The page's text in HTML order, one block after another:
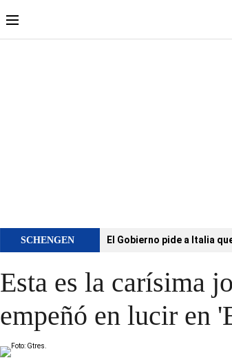
SCHENGEN El Gobierno pide a Italia
Esta es la carísima
empeñó en lucir en